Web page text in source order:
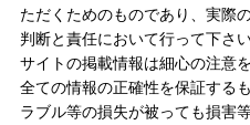
ただくためのものであり、実際
判断と責任において行って下さ
サイトの掲載情報は細心の注意
全ての情報の正確性を保証する
ラブル等の損失が被っても損害